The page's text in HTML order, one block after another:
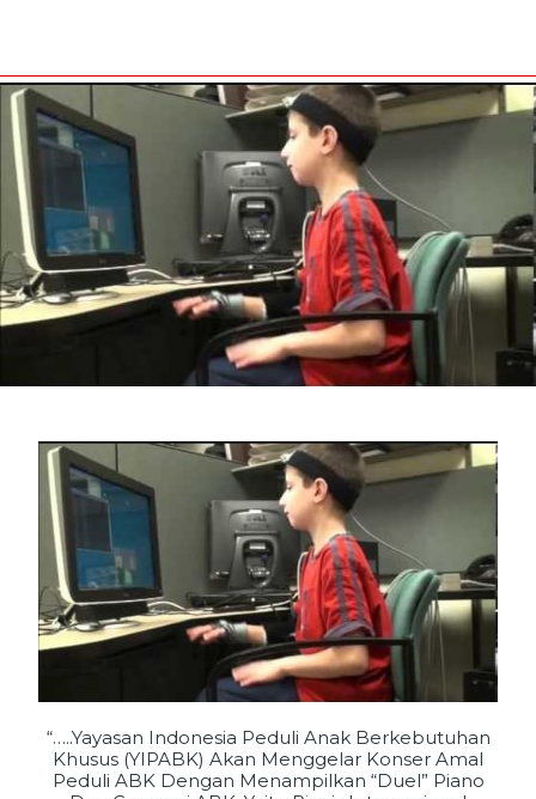
“…..Yayasan Indonesia Peduli Anak Berkebutuhan
Khusus (YIPABK) Akan Menggelar Konser Amal
Peduli ABK Dengan Menampilkan “duel” Piano